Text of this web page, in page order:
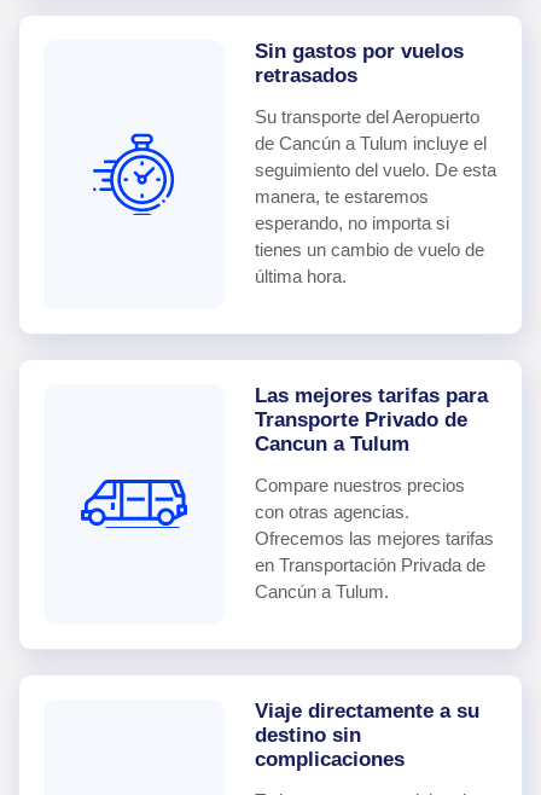
Sin gastos por vuelos
retrasados
Su transporte del Aeropuerto
de Cancún a Tulum incluye el
seguimiento del vuelo. De esta
manera, te estaremos
esperando, no importa si
tienes un cambio de vuelo de
última hora.
Las mejores tarifas para
Transporte Privado de
Cancun a Tulum
Compare nuestros precios
con otras agencias.
Ofrecemos las mejores tarifas
en Transportación Privada de
Cancún a Tulum.
Viaje directamente a su
destino sin
complicaciones